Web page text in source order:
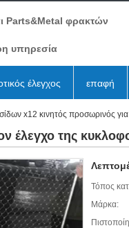
Parts&Metal φρακτών
υπηρεσία
έλεγχος επαφή
x12 κινητός προσωρινός για
της
Τόπος
Μάρκα: